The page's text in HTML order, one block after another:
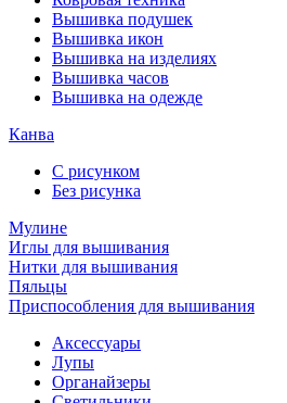
Вышивка подушек
Вышивка икон
Вышивка на изделиях
Вышивка часов
Вышивка на одежде
Канва
С рисунком
Без рисунка
Мулине
Иглы для вышивания
Нитки для вышивания
Пяльцы
Приспособления для вышивания
Аксессуары
Лупы
Органайзеры